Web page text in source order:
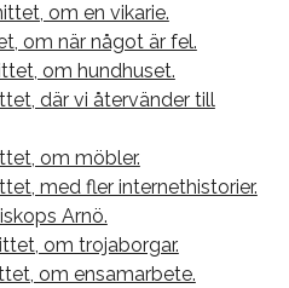
om en vikarie.
om när något är fel.
om hundhuset.
där vi återvänder till
om möbler.
med fler internethistorier.
Arnö.
om trojaborgar.
om ensamarbete.